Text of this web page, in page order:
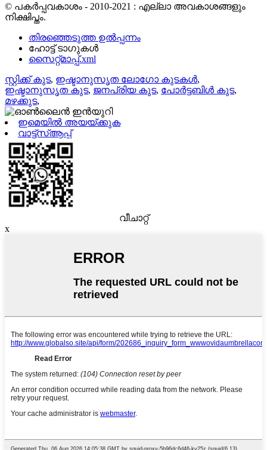
© പകർപ്പവകാശം - 2010-2021 : എല്ലാ അവകാശങ്ങളും
നിക്ഷിപ്തം.
തിരഞ്ഞെടുത്ത ഉൽപ്പന്നം
ഹോട്ട് ടാഗുകൾ
സൈറ്റ്മാപ്പ്.xml
സ്റ്റിക്ക് കുട, ഇഷ്ടാനുസൃത ലോഗോ കുടകൾ,
ഇഷ്ടാനുസൃത കുട, ജനപ്രിയ കുട, പോർട്ടബിൾ കുട,
മഴക്കുട,
ഇമെയിൽ അയയ്ക്കുക
വാട്ട്‌സ്ആപ്പ്
വീചാറ്റ്
x